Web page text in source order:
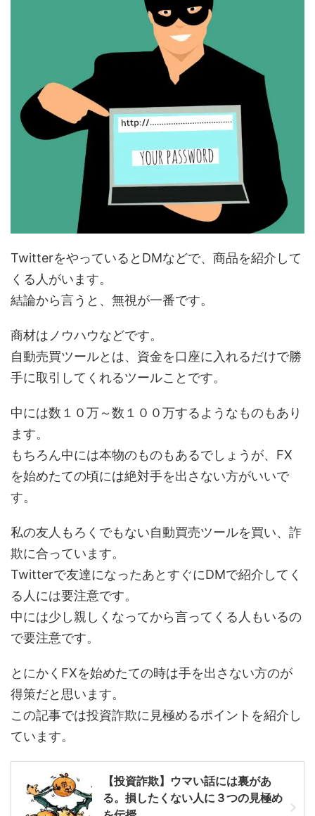
TwitterをやっているとDMなどで、商品を紹介して
くる人がいます。
結論から言うと、無視が一番です。
商材はノウハウなどです。
自動売買ツールとは、資金を口座に入れるだけで勝
手に取引してくれるツールことです。
中には数１０万～数１００万するようなものもあり
ます。
もちろん中には本物のものもあるでしょうが、FX
を始めたての頃には絶対手を出さない方がいいで
す。
私の友人もろくでもない自動買売ツールを買い、詐
欺に合っています。
Twitterで友達になったあとすぐにDMで紹介してく
る人には要注意です。
中には少し親しくなってから言ってくる人もいるの
で要注意です。
とにかくFXを始めたての時は手を出さない方のが
得策だと思います。
この記事では投資詐欺に見極めるポイントを紹介し
ています。
【投資詐欺】ウマい話には裏があ
る。損したくない人に３つの見極め